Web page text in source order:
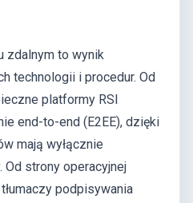
zdalnym to wynik
technologii i procedur. Od
platformy RSI
end-to-end (E2EE), dzięki
mają wyłącznie
strony operacyjnej
podpisywania